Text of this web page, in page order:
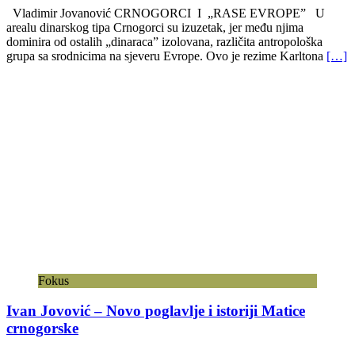
Vladimir Jovanović CRNOGORCI I „RASE EVROPE” U
arealu dinarskog tipa Crnogorci su izuzetak, jer među njima
dominira od ostalih „dinaraca” izolovana, različita antropološka
grupa sa srodnicima na sjeveru Evrope. Ovo je rezime Karltona […]
Fokus
Ivan Jovović – Novo poglavlje i istoriji Matice
crnogorske